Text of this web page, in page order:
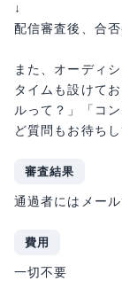
↓
配信審査後、合
また、オーディ
タイムも設けて
ルって？」「コ
ど質問もお待ち
審査結果
通過者にはメー
費用
一切不要